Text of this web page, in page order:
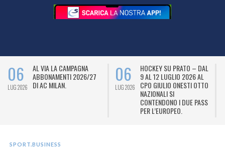
06
LUG 2026
AL VIA LA CAMPAGNA
ABBONAMENTI 2026/27
DI AC MILAN.
06
LUG 2026
HOCKEY SU PRATO – DAL
9 AL 12 LUGLIO 2026 AL
CPO GIULIO ONESTI OTTO
NAZIONALI SI
CONTENDONO I DUE PASS
PER L’EUROPEO.
SPORT.BUSINESS